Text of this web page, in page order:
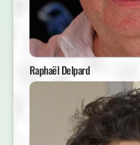
Raphaël Delpard